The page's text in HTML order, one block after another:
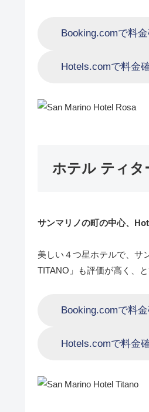
Booking.comで料
Hotels.comで料金
ホテル ティ
サンマリノの町の中心、
美しい４つ星ホテルで、サ
TITANO」も評価が高く、
Booking.comで料
Hotels.comで料金